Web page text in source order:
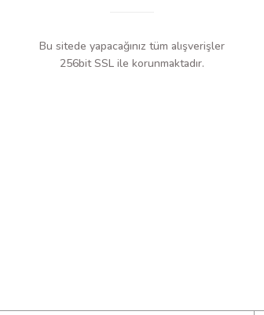
Bu sitede yapacağınız tüm alışverişler
256bit SSL ile korunmaktadır.